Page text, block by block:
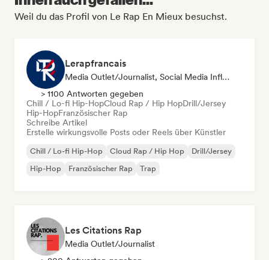
Weil du das Profil von Le Rap En Mieux besuchst.
Lerapfrancais
Media Outlet/Journalist, Social Media Influencer
> 1100 Antworten gegeben
Chill / Lo-fi Hip-HopCloud Rap / Hip HopDrill/Jersey
Hip-HopFranzösischer Rap
Schreibe Artikel
Erstelle wirkungsvolle Posts oder Reels über Künstler
Chill / Lo-fi Hip-Hop Cloud Rap / Hip Hop
Drill/Jersey
Hip-Hop
Französischer Rap Trap
Les Citations Rap
Media Outlet/Journalist